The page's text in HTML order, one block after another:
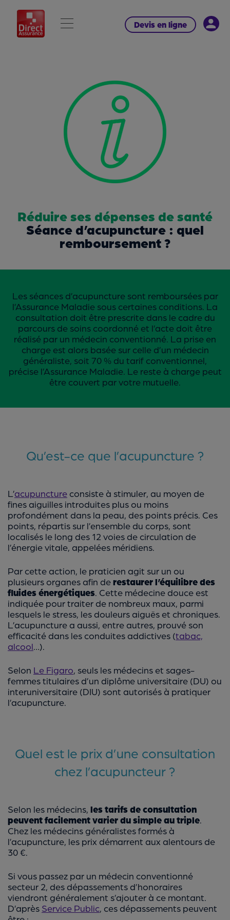
Devis en ligne
Réduire ses dépenses de santé
Séance d’acupuncture : quel
remboursement ?
Les séances d’acupuncture sont remboursées par
l’Assurance Maladie sous certaines conditions. La
consultation doit être prescrite dans le cadre du
parcours de soins coordonné et l’acte doit être
réalisé par un médecin conventionné. La prise en
charge est alors basée sur celle d’un médecin
généraliste, soit 70 % du tarif conventionnel,
précise l’Assurance Maladie. Le reste à charge peut
être couvert par votre mutuelle.
Qu’est-ce que l’acupuncture ?
L’acupuncture consiste à stimuler, au moyen de
fines aiguilles introduites plus ou moins
profondément dans la peau, des points précis. Ces
points, répartis sur l’ensemble du corps, sont
localisés le long des 12 voies de circulation de
l’énergie vitale, appelées méridiens.
Par cette action, le praticien agit sur un ou
plusieurs organes afin derestaurer l’équilibre des
fluides énergétiques . Cette médecine douce est
indiquée pour traiter de nombreux maux, parmi
lesquels le stress, les douleurs aiguës et chroniques.
L’acupuncture a aussi, entre autres, prouvé son
efficacité dans les conduites addictives (tabac,
alcool …).
Selon Le Figaro , seuls les médecins et sages-
femmes titulaires d’un diplôme universitaire (DU) ou
interuniversitaire (DIU) sont autorisés à pratiquer
l’acupuncture.
Quel est le prix d’une consultation
chez l’acupuncteur ?
Selon les médecins, les tarifs de consultation
peuvent facilement varier du simple au triple
Chez les médecins généralistes formés à
l’acupuncture, les prix démarrent aux alentours de
30 €.
Si vous passez par un médecin conventionné
secteur 2, des dépassements d’honoraires
viendront généralement s’ajouter à ce montant.
D’après Service Public , ces dépassements peuvent